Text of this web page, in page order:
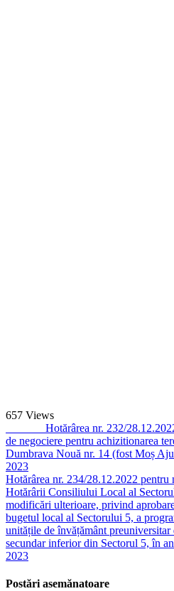
657 Views
Hotărârea nr. 232/28.12.2022
de negociere pentru achizitionarea
Dumbrava Nouă nr. 14 (fost Moș
2023
Hotărârea nr. 234/28.12.2022 pentru
Hotărârii Consiliului Local al
modificări ulterioare, privind
bugetul local al Sectorului 5, a
unitățile de învățământ
secundar inferior din Sectorul 5, în
2023
Postări asemănatoare